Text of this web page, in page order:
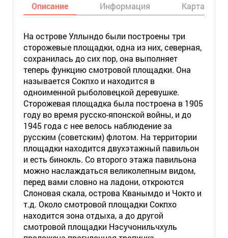
Описание Информация Карта
На острове Уллындо были построены три
сторожевые площадки, одна из них, северная,
сохранилась до сих пор, она выполняет
теперь функцию смотровой площадки. Она
называется Сокпхо и находится в
одноименной рыболовецкой деревушке.
Сторожевая площадка была построена в 1905
году во время русско-японской войны, и до
1945 года с нее велось наблюдение за
русским (советским) флотом. На территории
площадки находится двухэтажный павильон
и есть бинокль. Со второго этажа павильона
можно наслаждаться великолепным видом,
перед вами словно на ладони, откроются
Слоновая скала, острова Кванымдо и Чокто и
т.д. Около смотровой площадки Сокпхо
находится зона отдыха, а до другой
смотровой площадки Нэсучонильчхуль